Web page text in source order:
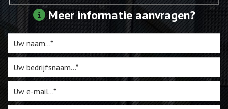
Webshop
Te Koop
Miniatuur
Vacatures
Meer informatie aanvragen?